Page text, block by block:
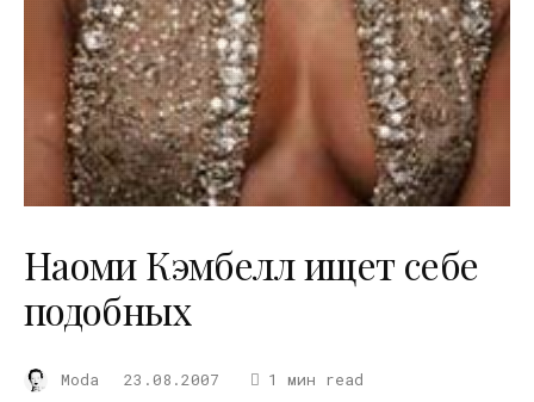
Наоми Кэмбелл ищет себе
подобных
Moda 23.08.2007 1 мин read